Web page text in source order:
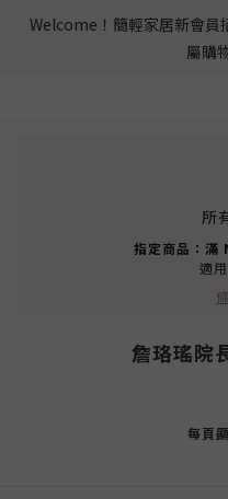
Welcome！簡輕家居新會員
屬購
所
指定商品：
適
詹珞瑤院
每頁